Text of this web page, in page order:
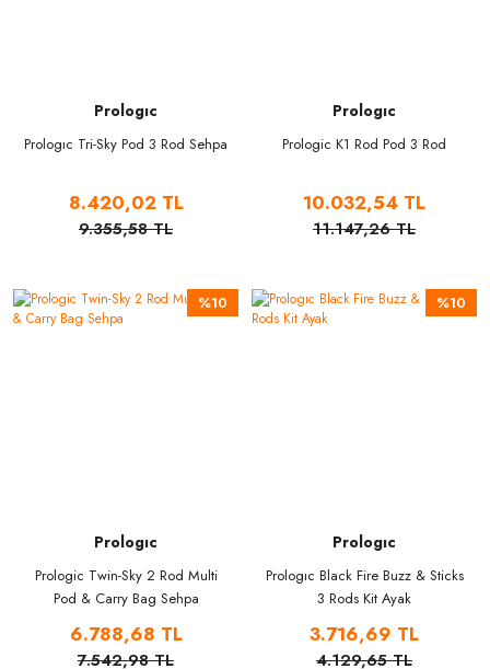
Prologıc
Prologıc Tri-Sky Pod 3 Rod Sehpa
8.420,02 TL
9.355,58 TL
Prologıc
Prologic K1 Rod Pod 3 Rod
10.032,54 TL
11.147,26 TL
%10
Prologıc
Prologic Twin-Sky 2 Rod Multi
Pod & Carry Bag Sehpa
6.788,68 TL
7.542,98 TL
%10
Prologıc
Prologıc Black Fire Buzz & Sticks
3 Rods Kit Ayak
3.716,69 TL
4.129,65 TL